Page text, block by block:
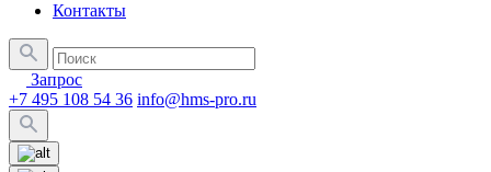
Контакты
Запрос
+7 495 108 54 36 info@hms-pro.ru